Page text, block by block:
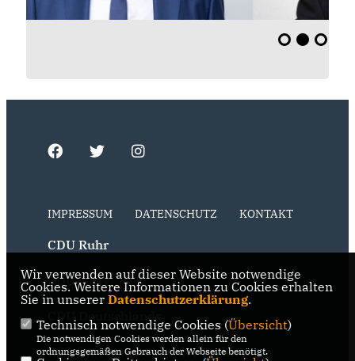
IMPRESSUM DATENSCHUTZ KONTAKT
CDU Ruhr
CDU NRW
RSS der Neuigkeiten der Fraktion
Wir verwenden auf dieser Website notwendige
Cookies. Weitere Informationen zu Cookies erhalten
Sie in unserer Datenschutzerklärung.
Technisch notwendige Cookies (Übersicht)
Die notwendigen Cookies werden allein für den
ordnungsgemäßen Gebrauch der Webseite benötigt.